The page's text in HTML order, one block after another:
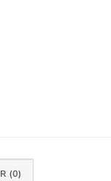
(0)